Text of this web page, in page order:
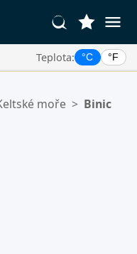
Teplota: °C °F
moře > Binic